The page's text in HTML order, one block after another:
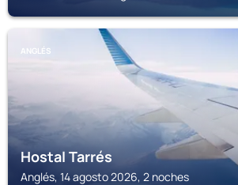
ANGLÉS
Hostal Tarrés
Anglés, 14 agosto 2026, 2 noches